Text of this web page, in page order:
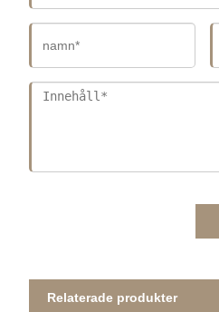
Relaterade produkter